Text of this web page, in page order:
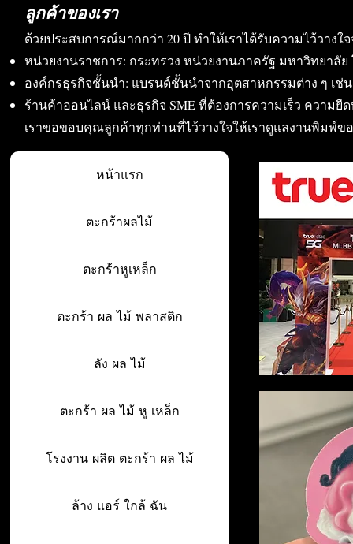
ลูกค้าของเรา
ด้วยประสบการณ์มากกว่า 20 ปี ทำให้เราได้รับความไว้วา
หน่วยงานราชการ: กระทรวง หน่วยงานภาครัฐ มหาวิทยาลัย
องค์กรธุรกิจชั้นนำ: แบรนด์ชั้นนำจากอุตสาหกรรมต่าง ๆ เช่
ร้านค้าออนไลน์ และธุรกิจ SME ที่ต้องการความเร็ว ความยื
เราขอขอบคุณลูกค้าทุกท่านที่ไว้วางใจให้เราดูแลงานพิมพ์ข
หน้าแรก
ตะกร้าผลไม้
ตะกร้าหูเหล็ก
ตะกร้า ผล ไม้ พลาสติก
ลัง ผล ไม้
ตะกร้า ผล ไม้ หู เหล็ก
โรงงาน ผลิต ตะกร้า ผล ไม้
ล้าง แอร์ ใกล้ ฉัน